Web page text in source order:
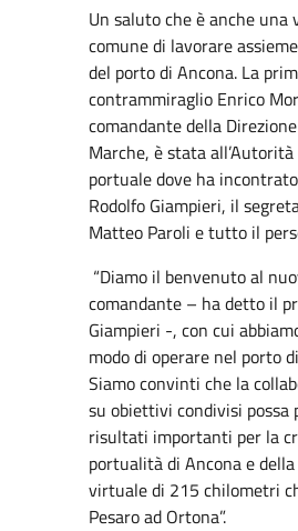
Un saluto che è anche una
comune di lavorare
del porto di Ancona. La
contrammiraglio Enrico
comandante della
Marche, è stata
portuale dove ha
Rodolfo Giampieri, il
Matteo Paroli e tutto il
“Diamo il benvenuto al
comandante – ha detto il
Giampieri -, con cui
modo di operare nel porto
Siamo convinti che la
su obiettivi condivisi possa
risultati importanti per la
portualità di Ancona e
virtuale di 215 chilometri
Pesaro ad Ortona”.